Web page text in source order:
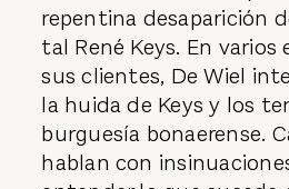
repentina desaparición
tal René Keys. En
sus clientes, De Wiel
la huida de Keys y los
burguesía bonaerense.
hablan con